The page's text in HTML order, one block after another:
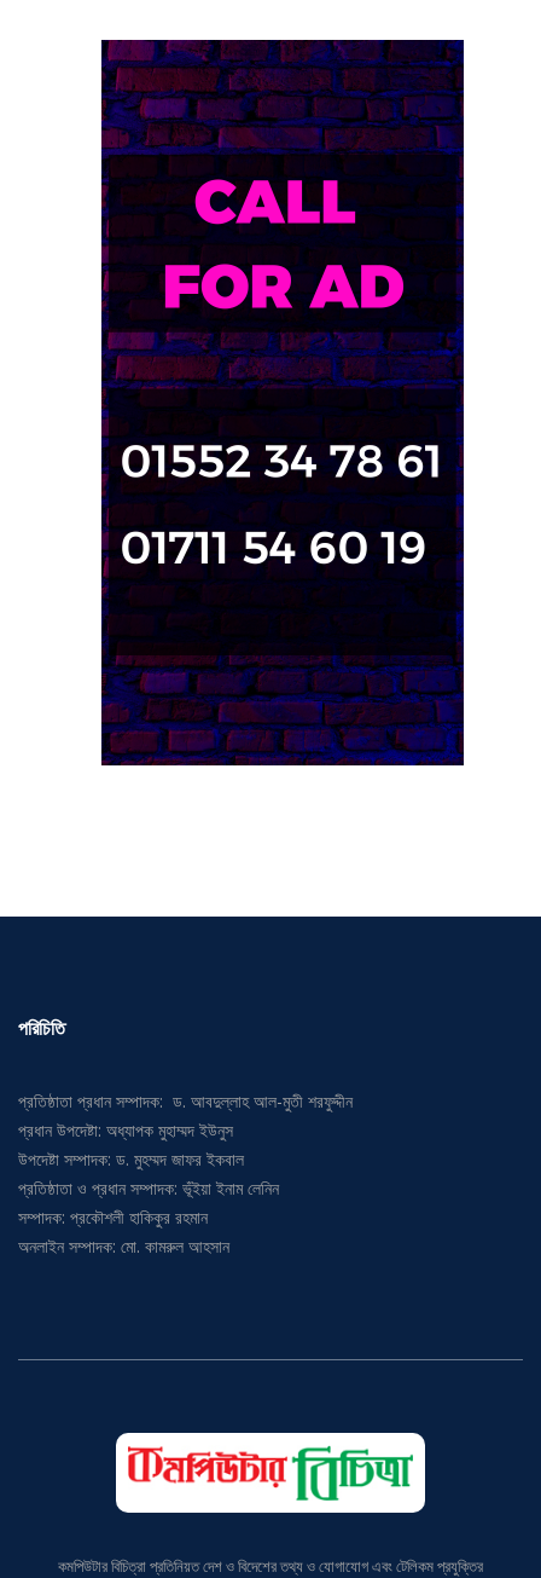
প্রধান উপদেষ্টা: অধ্যাপক মুহাম্মদ ইউনুস
উপদেষ্টা সম্পাদক: ড. মুহম্মদ জাফর ইকবাল
প্রতিষ্ঠাতা ও প্রধান সম্পাদক: ভূঁইয়া ইনাম লেনিন
সম্পাদক: প্রকৌশলী হাকিকুর রহমান
অনলাইন সম্পাদক: মো. কামরুল আহসান
সর্বশেষ